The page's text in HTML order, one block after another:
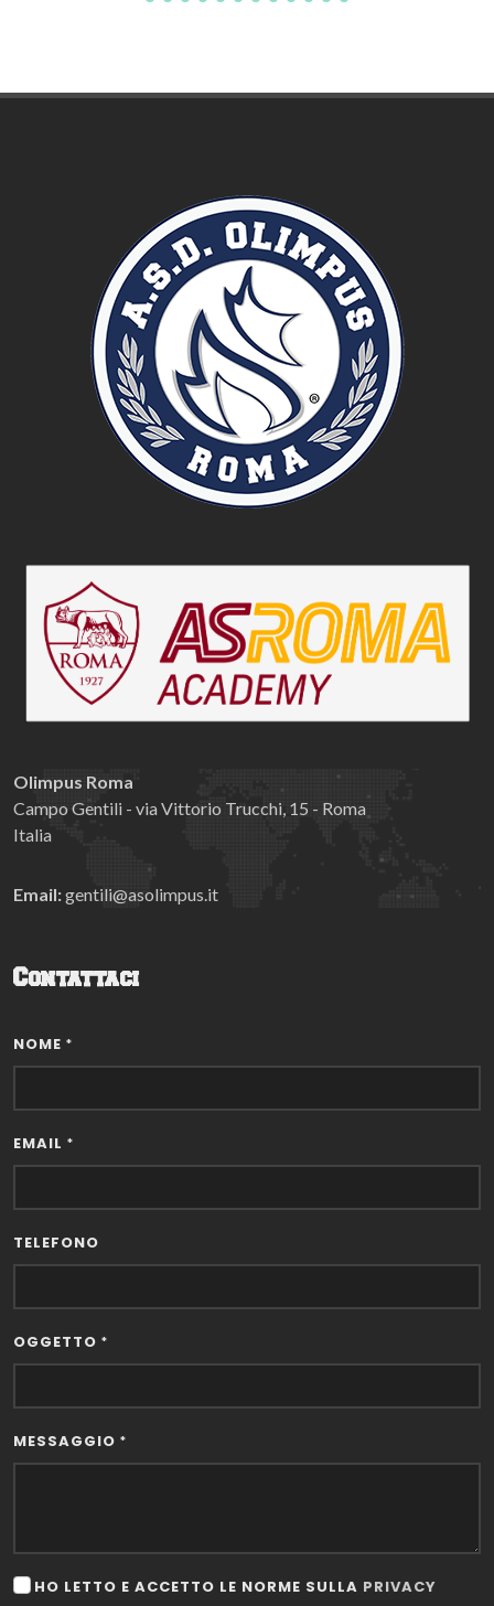
Olimpus Roma
Campo Gentili - via Vittorio Trucchi, 15 - Roma
Italia
Email:gentili@asolimpus.it
Contattaci
NOME *
EMAIL *
TELEFONO
OGGETTO *
MESSAGGIO *
HO LETTO E ACCETTO LE NORME SULLA PRIVACY